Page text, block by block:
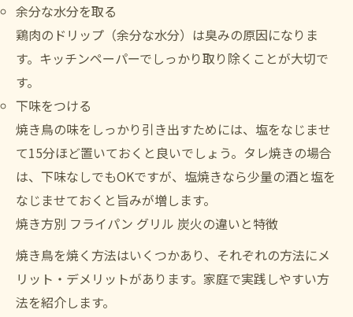
余分な水分を取る
鶏肉のドリップ（余分な水分）は臭みの原因になりま
す。キッチンペーパーでしっかり取り除くことが大切で
す。
下味をつける
焼き鳥の味をしっかり引き出すためには、塩をなじませ
て15分ほど置いておくと良いでしょう。タレ焼きの場合
は、下味なしでもOKですが、塩焼きなら少量の酒と塩を
なじませておくと旨みが増します。
焼き方別 フライパン グリル 炭火の違いと特徴
焼き鳥を焼く方法はいくつかあり、それぞれの方法にメ
リット・デメリットがあります。家庭で実践しやすい方
法を紹介します。